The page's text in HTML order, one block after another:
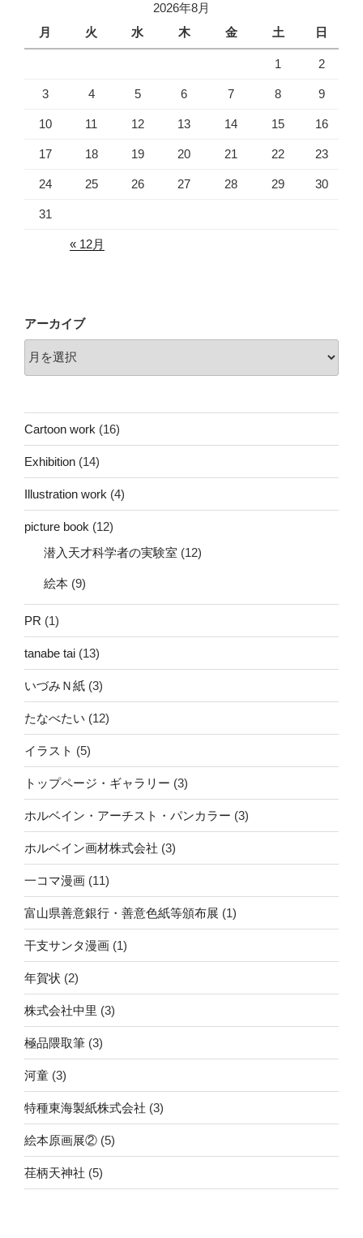
2026年8月
月
火 水 木 金 土 日
1 2
3 4 5 6 7 8 9
10 11 12 13 14 15 16
17 18 19 20 21 22 23
24 25 26 27 28 29 30
31
« 12月
アーカイブ
Cartoon work (16)
Exhibition (14)
Illustration work (4)
picture book (12)
潜入天才科学者の実験室 (12)
絵本 (9)
PR (1)
tanabe tai (13)
いづみＮ紙 (3)
たなべたい (12)
イラスト (5)
トップページ・ギャラリー (3)
ホルベイン・アーチスト・パンカラー (3)
ホルベイン画材株式会社 (3)
一コマ漫画 (11)
富山県善意銀行・善意色紙等頒布展 (1)
干支サンタ漫画 (1)
年賀状 (2)
株式会社中里 (3)
極品隈取筆 (3)
河童 (3)
特種東海製紙株式会社 (3)
絵本原画展② (5)
荏柄天神社 (5)